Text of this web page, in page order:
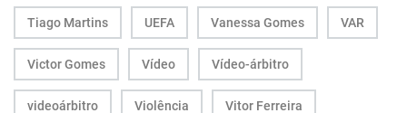
Tiago Martins UEFA Vanessa Gomes VAR
Victor Gomes Vídeo Vídeo-árbitro
videoárbitro Violência Vitor Ferreira